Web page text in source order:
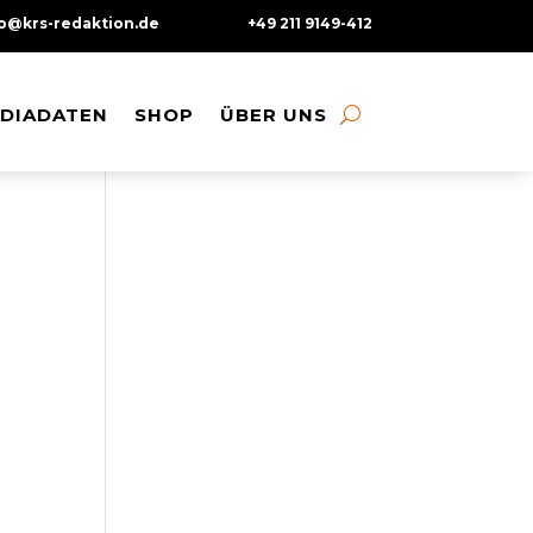
redaktion.de +49 211 9149-412
SHOP ÜBER UNS
SHOP ÜBER UNS